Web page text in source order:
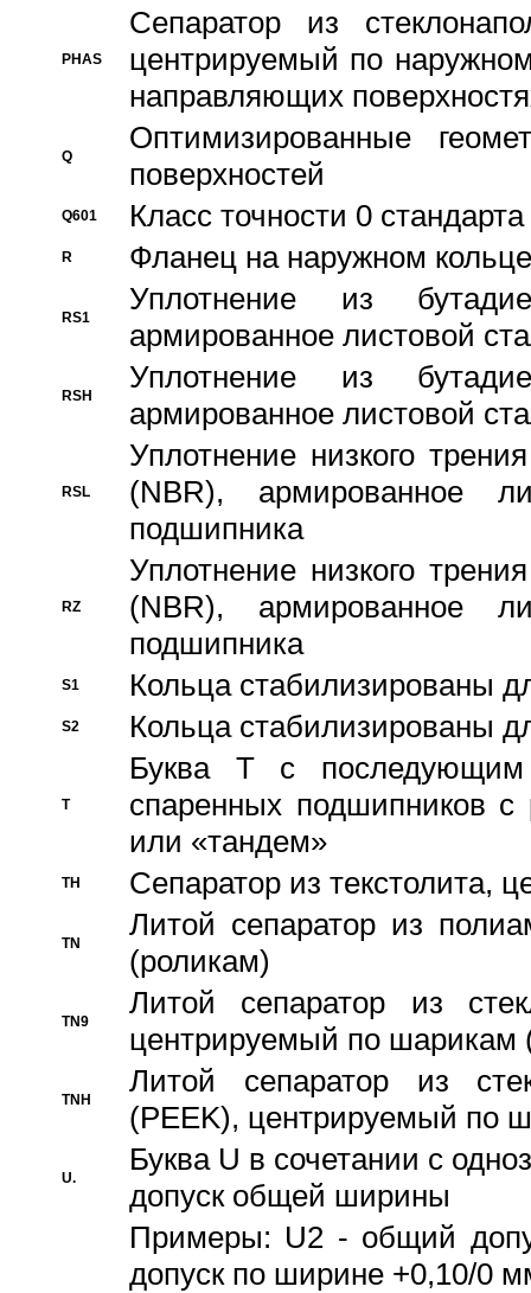
PHAS
Сепаратор из
центрируемый по
направляющих
Q
Оптимизированные
поверхностей
Q601 Класс точности 0
R Фланец на наружном кольце
RS1
Уплотнение из
армированное листовой
RSH
Уплотнение из
армированное листовой
RSL
Уплотнение низкого
(NBR), армированное
подшипника
RZ
Уплотнение низкого
(NBR), армированное
подшипника
S1 Кольца стабилизированы
S2 Кольца стабилизированы
T
Буква T с
спаренных подшипников
или «тандем»
TH Сепаратор из текстолита,
TN
Литой сепаратор из
(роликам)
TN9
Литой сепаратор из
центрируемый по шарикам
TNH
Литой сепаратор из
(PEEK), центрируемый по
U.
Буква U в сочетании с
допуск общей ширины
Примеры: U2 - общий
допуск по ширине +0,10/0